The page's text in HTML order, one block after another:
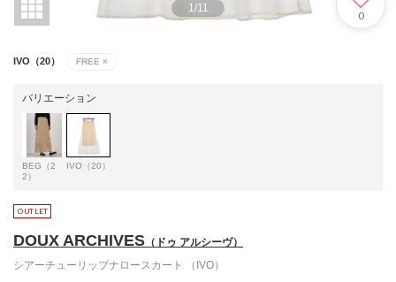
1 /11
0
IVO（20） FREE ×
バリエーション
BEG（2
2）
IVO（20）
DOUX ARCHIVES （ドゥ アルシーヴ）
シアーチューリップナロースカート （IVO）